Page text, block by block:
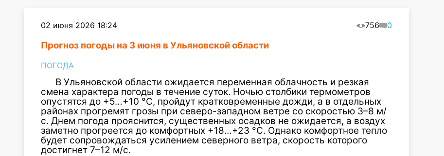
02 июня 2026 18:24 756 0
Прогноз погоды на 3 июня в Ульяновской области
ПОГОДА
В Ульяновской области ожидается переменная облачность и резкая
смена характера погоды в течение суток. Ночью столбики термометров
опустятся до +5…+10 °C, пройдут кратковременные дожди, а в отдельных
районах прогремят грозы при северо-западном ветре со скоростью 3–8 м/
с. Днем погода прояснится, существенных осадков не ожидается, а воздух
заметно прогреется до комфортных +18…+23 °C. Однако комфортное тепло
будет сопровождаться усилением северного ветра, скорость которого
достигнет 7–12 м/с.